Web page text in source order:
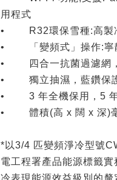
用程式
• R32環保雪種:高製
• 「變頻式」操作:寧
• 四合一抗菌過濾網，
• 獨立抽濕，藍鑽保
• 3 年全機保用，5 年
• 體積(高 x 闊 x 深)
*以3/4 匹變頻淨冷型號
電工程署產品能源標籤
冷表現能源效益級別的